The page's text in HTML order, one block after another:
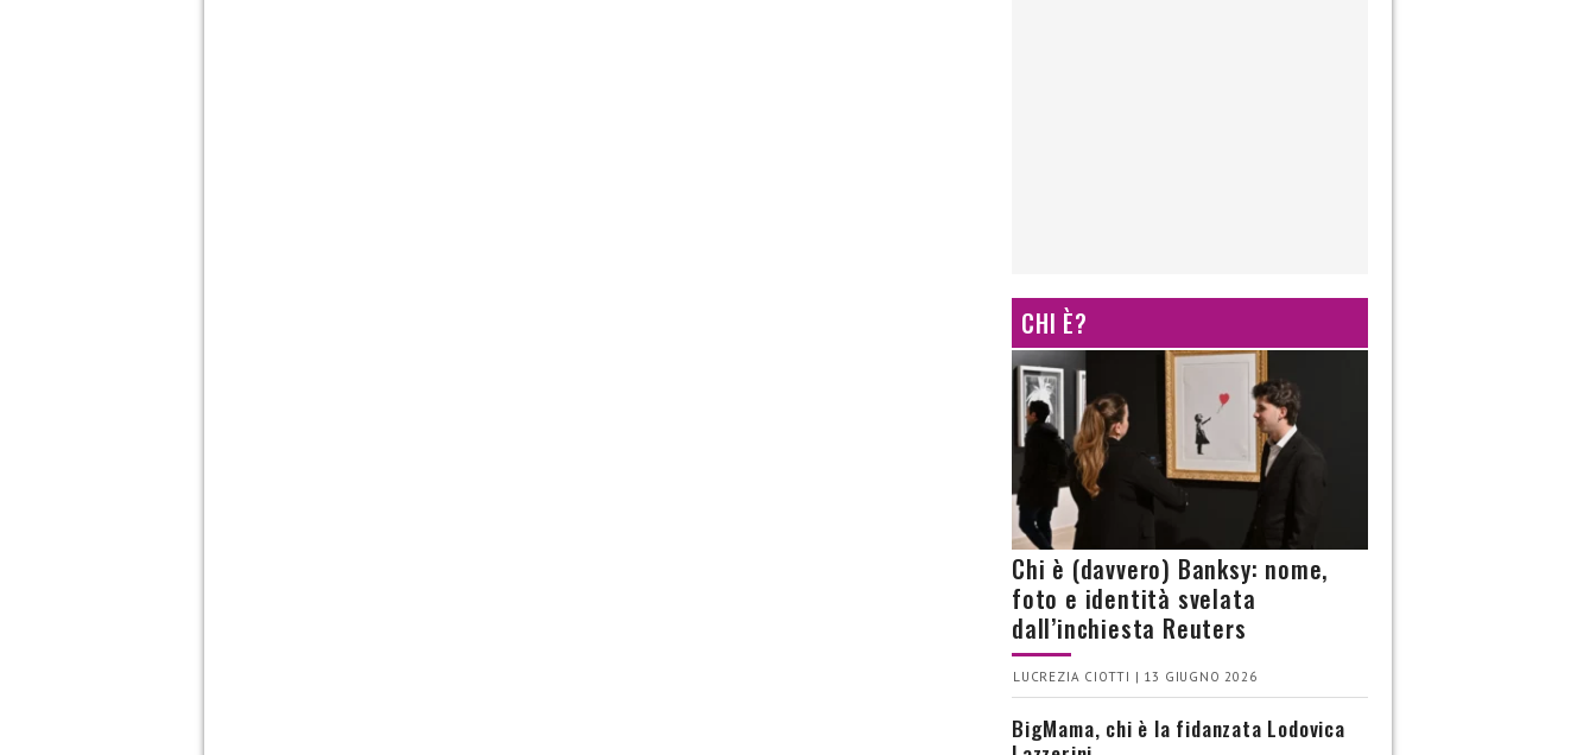
CHI È?
Chi è (davvero) Banksy: nome,
foto e identità svelata
dall’inchiesta Reuters
LUCREZIA CIOTTI | 13 GIUGNO 2026
BigMama, chi è la fidanzata Lodovica